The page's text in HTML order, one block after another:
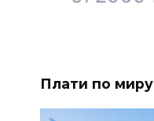
Плати по миру